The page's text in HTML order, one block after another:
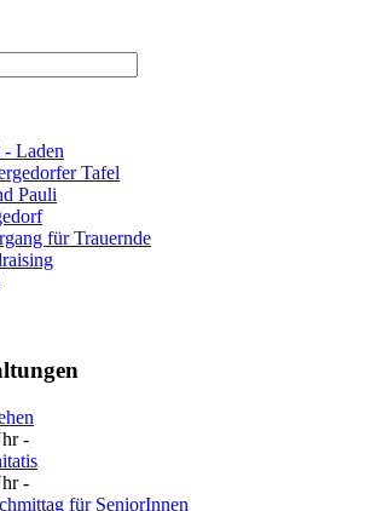
Laden
Tafel
Pauli
für Trauernde
-
-
für SeniorInnen